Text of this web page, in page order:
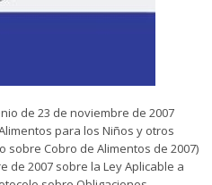
de 23 de noviembre de 2007
para los Niños y otros
sobre Cobro de Alimentos de 2007)
de 2007 sobre la Ley Aplicable a